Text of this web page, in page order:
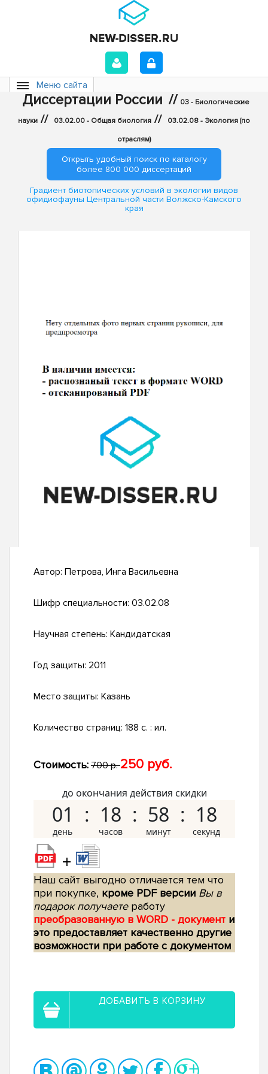
Меню сайта
Диссертации России // 03 - Биологические
науки // 03.02.00 - Общая биология // 03.02.08 - Экология (по
отраслям)
Открыть удобный поиск по каталогу
более 800 000 диссертаций
Градиент биотопических условий в экологии видов
офидиофауны Центральной части Волжско-Камского
края
Автор: Петрова, Инга Васильевна
Шифр специальности: 03.02.08
Научная степень: Кандидатская
Год защиты: 2011
Место защиты: Казань
Количество страниц: 188 с. : ил.
Стоимость: 700 р.250 руб.
до окончания действия скидки
01 18 58 17
+
Наш сайт выгодно отличается тем что
при покупке, кроме PDF версии Вы в
подарок получаетеработу
преобразованную в WORD - документ и
это предоставляет качественно другие
возможности при работе с документом
ДОБАВИТЬ В КОРЗИНУ